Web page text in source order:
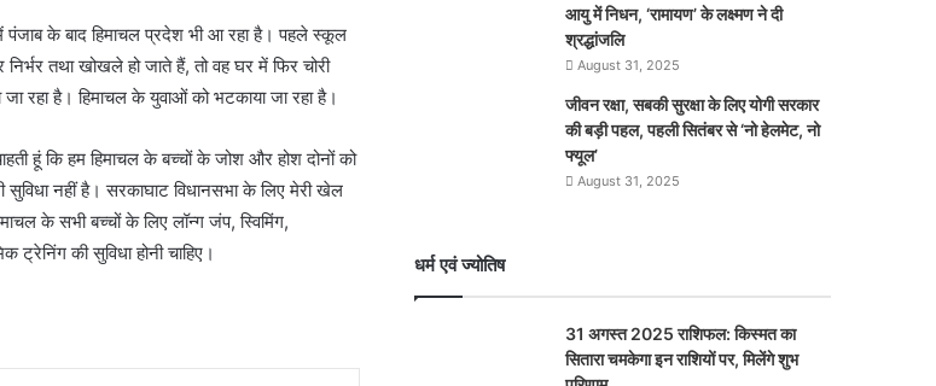
पंजाब के बाद हिमाचल प्रदेश भी आ रहा है। पहले स्कूल
तथा खोखले हो जाते हैं, तो वह घर में फिर चोरी
रहा है। हिमाचल के युवाओं को भटकाया जा रहा है।
हूं कि हम हिमाचल के बच्चों के जोश और होश दोनों को
नहीं है। सरकाघाट विधानसभा के लिए मेरी खेल
के सभी बच्चों के लिए लॉन्ग जंप, स्विमिंग,
की सुविधा होनी चाहिए।
आयु में निधन, ‘रामायण’ के लक्ष्मण ने दी
श्रद्धांजलि
August 31, 2025
जीवन रक्षा, सबकी सुरक्षा के लिए योगी सरकार
की बड़ी पहल, पहली सितंबर से ‘नो हेलमेट, नो
फ्यूल’
August 31, 2025
धर्म एवं ज्योतिष
31 अगस्त 2025 राशिफल: किस्मत का
सितारा चमकेगा इन राशियों पर, मिलेंगे शुभ